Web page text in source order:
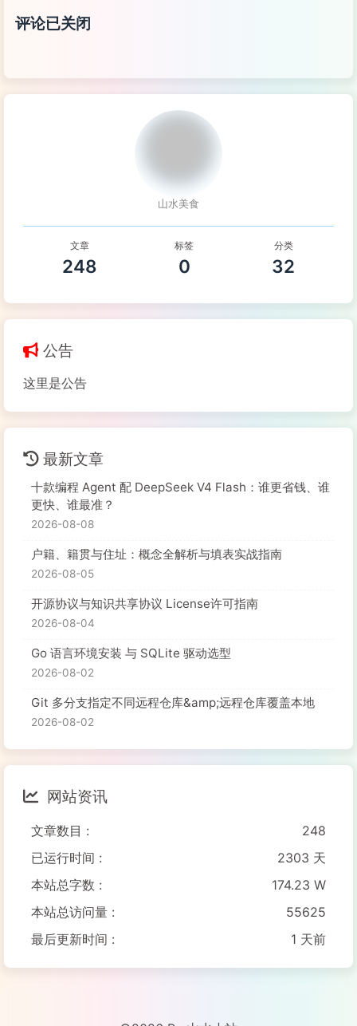
评论已关闭
山水美食
文章
248
标签
0
分类
32
公告
这里是公告
最新文章
十款编程 Agent 配 DeepSeek V4 Flash：谁更省钱、谁
更快、谁最准？
2026-08-08
户籍、籍贯与住址：概念全解析与填表实战指南
2026-08-05
开源协议与知识共享协议 License许可指南
2026-08-04
Go 语言环境安装 与 SQLite 驱动选型
2026-08-02
Git 多分支指定不同远程仓库&amp;远程仓库覆盖本地
2026-08-02
网站资讯
文章数目 :
248
已运行时间 :
2303 天
本站总字数 :
174.23 W
本站总访问量 :
55625
最后更新时间 :
1 天前